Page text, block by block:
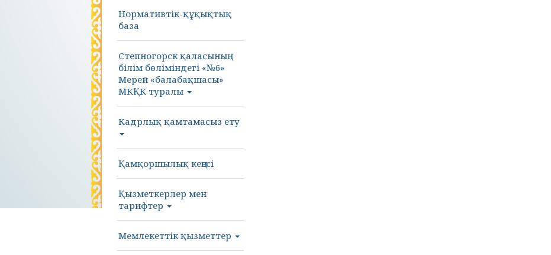
Нормативтік-құқықтық
база
Степногорск қаласының
білім бөліміндегі «№6»
Мерей «балабақшасы»
МКҚК туралы
Кадрлық қамтамасыз ету
Қамқоршылық кеңесі
Қызметкерлер мен
тарифтер
Мемлекеттік қызметтер